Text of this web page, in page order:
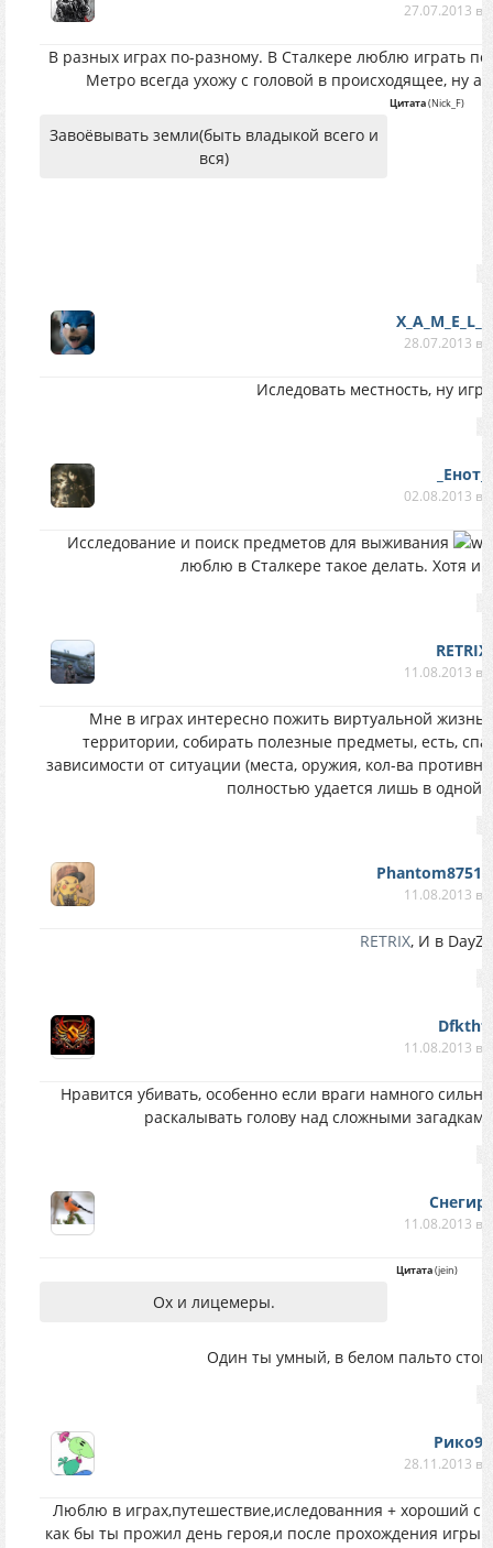
27.07.2013 в
В разных играх по-разному. В Сталкере люблю играть по
Метро всегда ухожу с головой в происходящее, ну
Цитата(Nick_F)
Завоёвывать земли(быть владыкой всего и
вся)
28.07.2013 в
Иследовать местность, ну
_Енот_
02.08.2013 в
Исследование и поиск предметов для выживания
люблю в Сталкере такое делать. Хотя и
RETRIX
11.08.2013 в
Мне в играх интересно пожить виртуальной
территории, собирать полезные предметы, есть,
зависимости от ситуации (места, оружия, кол-ва
полностью удается лишь в одной
11.08.2013 в
RETRIX, И в DayZ.
Dfkthf
11.08.2013 в
Нравится убивать, особенно если враги намного
раскалывать голову над сложными
11.08.2013 в
Цитата(jein)
Ох и лицемеры.
Один ты умный, в белом пальто
Рико94
28.11.2013 в
Люблю в играх,путешествие,иследованния + хороший
как бы ты прожил день героя,и после прохождения игры